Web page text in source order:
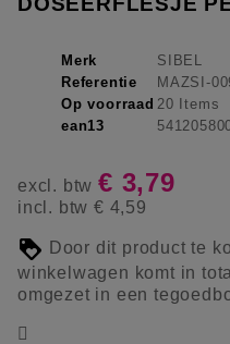
Merk
SIBEL
Referentie
MAZSI-
Op voorraad 20 Items
ean13
excl. btw € 3,79
incl. btw € 4,59
Door dit product te
winkelwagen komt in
omgezet in een
